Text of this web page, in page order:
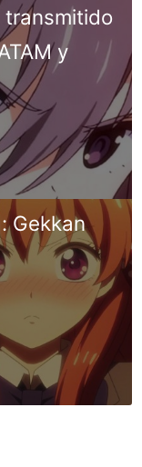
transmitido
y
Gekkan